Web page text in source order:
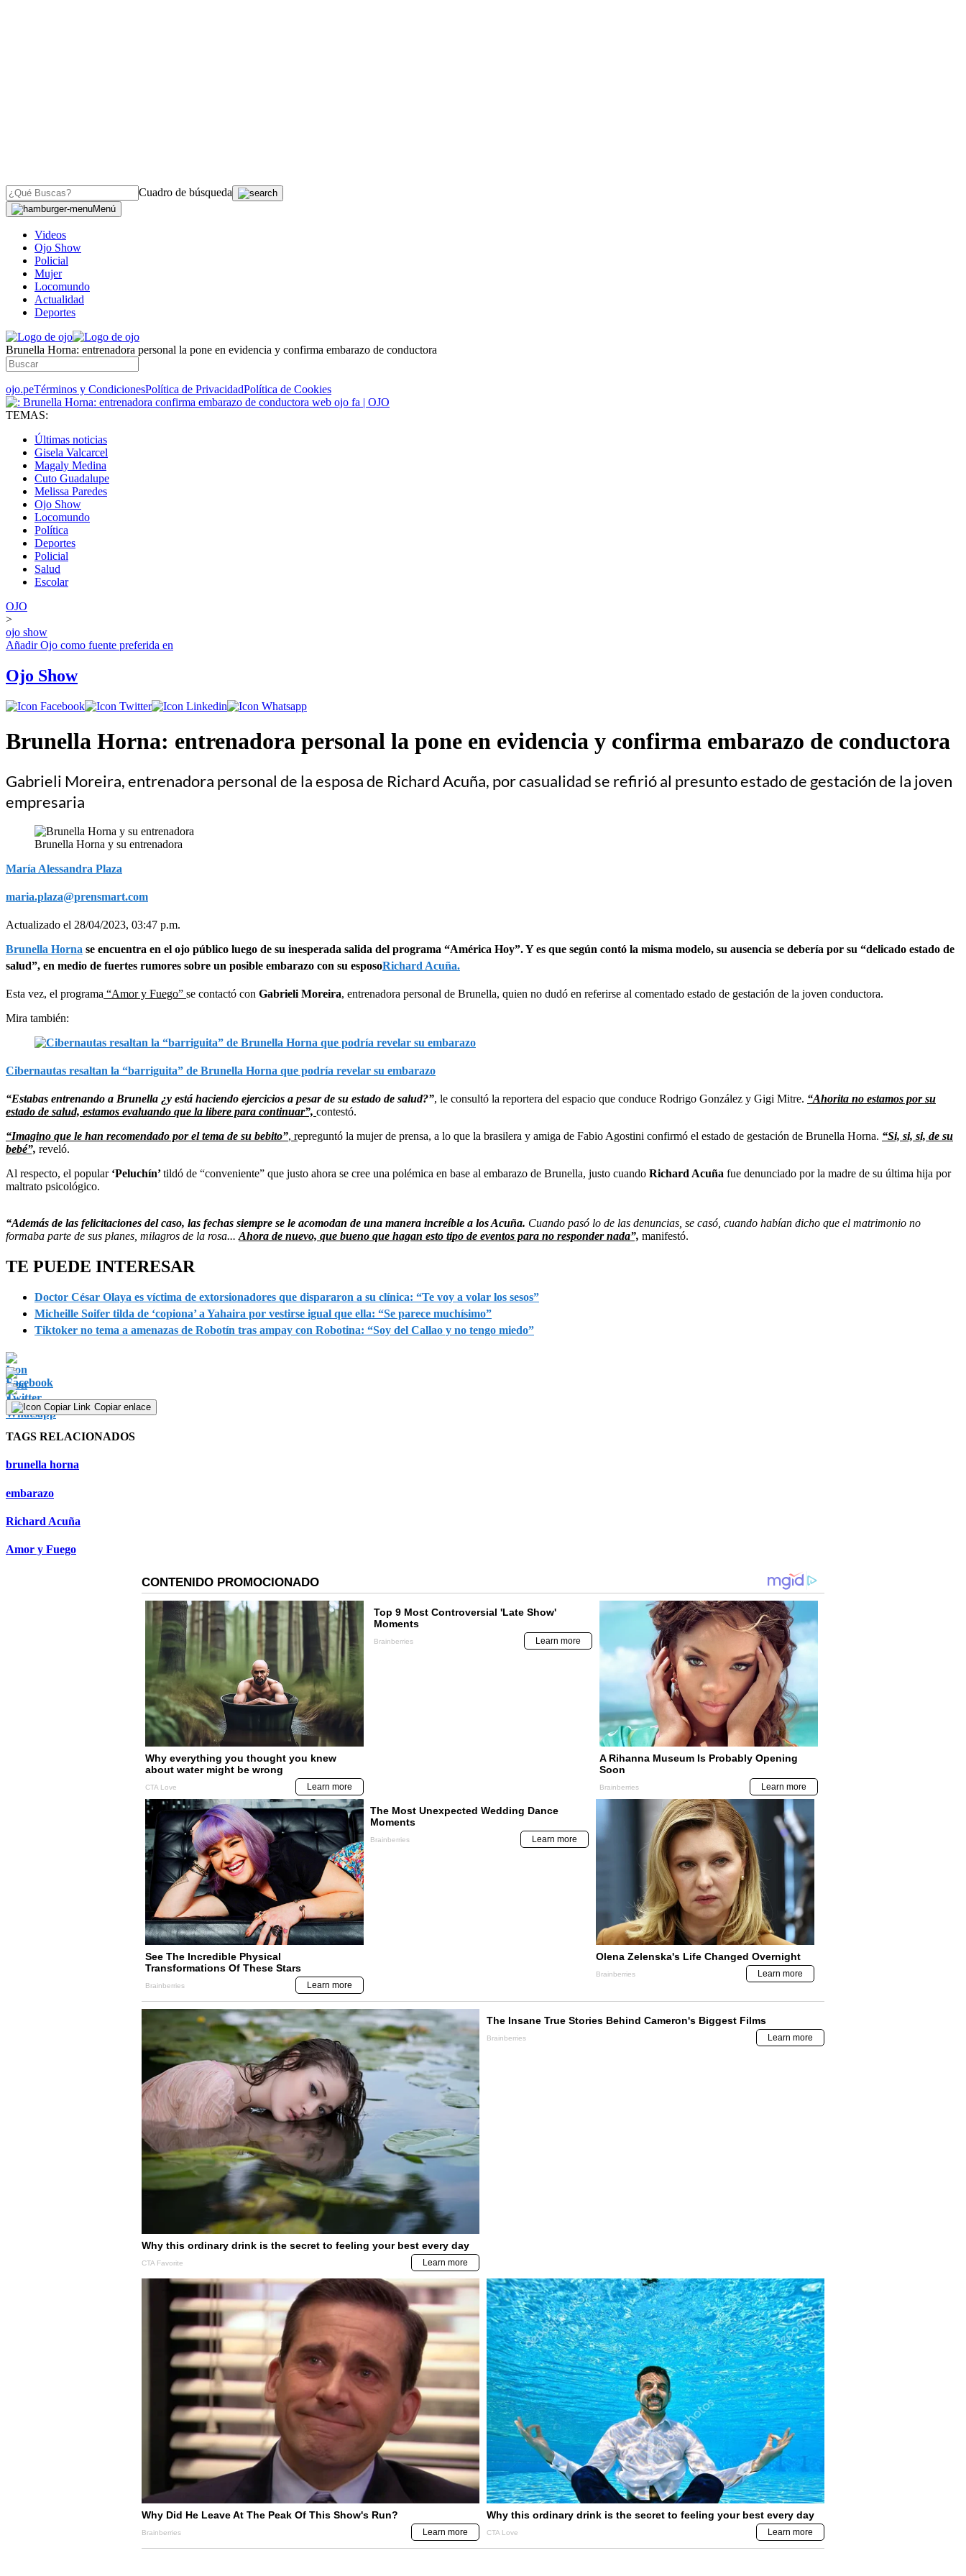
Cuadro de búsqueda
Menú
Videos
Ojo Show
Policial
Mujer
Locomundo
Actualidad
Deportes
Brunella Horna: entrenadora personal la pone en evidencia y confirma embarazo de conductora
ojo.peTérminos y CondicionesPolítica de PrivacidadPolítica de Cookies
TEMAS:
Últimas noticias
Gisela Valcarcel
Magaly Medina
Cuto Guadalupe
Melissa Paredes
Ojo Show
Locomundo
Política
Deportes
Policial
Salud
Escolar
OJO
>
ojo show
AñadirOjo como fuente preferida en
Ojo Show
Brunella Horna: entrenadora personal la pone en evidencia y confirma embarazo de conductora
Gabrieli Moreira, entrenadora personal de la esposa de Richard Acuña, por casualidad se refirió al presunto estado de gestación de la joven
empresaria
Brunella Horna y su entrenadora
María Alessandra Plaza
maria.plaza@prensmart.com
Actualizado el 28/04/2023, 03:47 p.m.
Brunella Horna se encuentra en el ojo público luego de su inesperada salida del programa “América Hoy”. Y es que según contó la misma modelo, su ausencia se debería por su “delicado estado de
salud”, en medio de fuertes rumores sobre un posible embarazo con su esposoRichard Acuña.
Esta vez, el programa “Amor y Fuego” se contactó con Gabrieli Moreira, entrenadora personal de Brunella, quien no dudó en referirse al comentado estado de gestación de la joven conductora.
Mira también:
Cibernautas resaltan la “barriguita” de Brunella Horna que podría revelar su embarazo
“Estabas entrenando a Brunella ¿y está haciendo ejercicios a pesar de su estado de salud?”, le consultó la reportera del espacio que conduce Rodrigo González y Gigi Mitre. “Ahorita no estamos por su
estado de salud, estamos evaluando que la libere para continuar”, contestó.
“Imagino que le han recomendado por el tema de su bebito”, repreguntó la mujer de prensa, a lo que la brasilera y amiga de Fabio Agostini confirmó el estado de gestación de Brunella Horna. “Si, si, si, de su
bebé”, reveló.
Al respecto, el popular‘Peluchín’tildó de “conveniente” que justo ahora se cree una polémica en base al embarazo de Brunella, justo cuando Richard Acuña fue denunciado por la madre de su última hija por
maltrato psicológico.
“Además de las felicitaciones del caso, las fechas siempre se le acomodan de una manera increíble a los Acuña. Cuando pasó lo de las denuncias, se casó, cuando habían dicho que el matrimonio no
formaba parte de sus planes, milagros de la rosa... Ahora de nuevo, que bueno que hagan esto tipo de eventos para no responder nada”, manifestó.
TE PUEDE INTERESAR
Doctor César Olaya es víctima de extorsionadores que dispararon a su clínica: “Te voy a volar los sesos”
Micheille Soifer tilda de ‘copiona’ a Yahaira por vestirse igual que ella: “Se parece muchísimo”
Tiktoker no tema a amenazas de Robotín tras ampay con Robotina: “Soy del Callao y no tengo miedo”
Copiar enlace
TAGS RELACIONADOS
brunella horna
embarazo
Richard Acuña
Amor y Fuego